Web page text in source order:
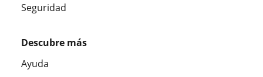
Seguridad
Descubre más
Ayuda